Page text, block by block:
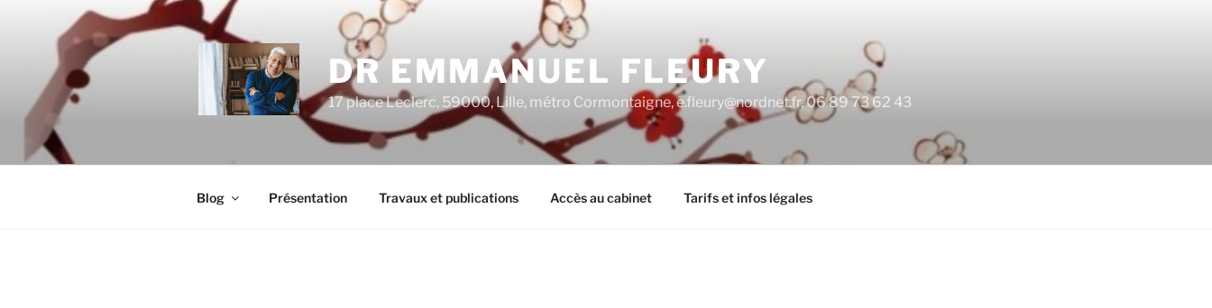
principal
DR EMMANUEL FLEURY
17 place Leclerc, 59000, Lille, métro Cormontaigne, e.fleury@nordnet.fr, 06 89 73 62 43
Blog Présentation Travaux et publications Accès au cabinet Tarifs et infos légales